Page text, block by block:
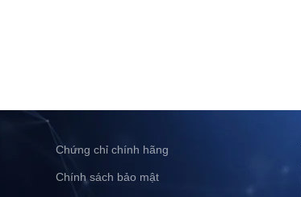
Chứng chỉ chính hãng
Chính sách bảo mật